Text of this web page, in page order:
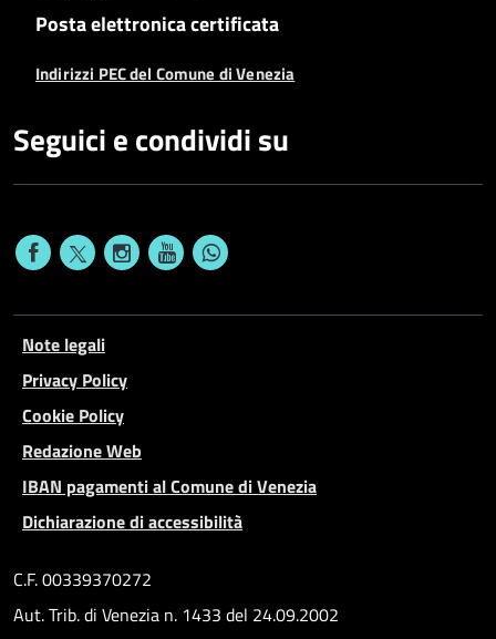
Posta elettronica certificata
Indirizzi PEC del Comune di Venezia
Seguici e condividi su
Note legali
Privacy Policy
Cookie Policy
Redazione Web
IBAN pagamenti al Comune di Venezia
Dichiarazione di accessibilità
C.F. 00339370272
Aut. Trib. di Venezia n. 1433 del 24.09.2002